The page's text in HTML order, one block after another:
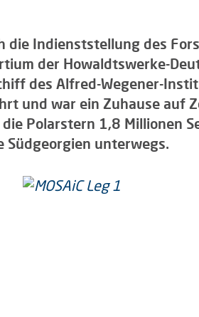
die Indienststellung des
der Howaldtswerke-
des Alfred-Wegener-
und war ein Zuhause auf
Polarstern 1,8 Millionen
Südgeorgien unterwegs.